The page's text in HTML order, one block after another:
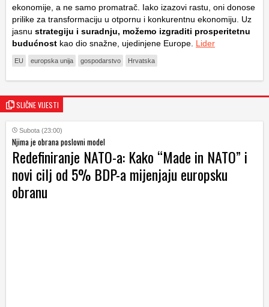
ekonomije, a ne samo promatrač. Iako izazovi rastu, oni donose
prilike za transformaciju u otpornu i konkurentnu ekonomiju. Uz
jasnu strategiju i suradnju, možemo izgraditi prosperitetnu
budućnost kao dio snažne, ujedinjene Europe. Lider
EU europska unija gospodarstvo Hrvatska
SLIČNE VIJESTI
Subota (23:00)
Njima je obrana poslovni model
Redefiniranje NATO-a: Kako “Made in NATO” i
novi cilj od 5% BDP-a mijenjaju europsku
obranu